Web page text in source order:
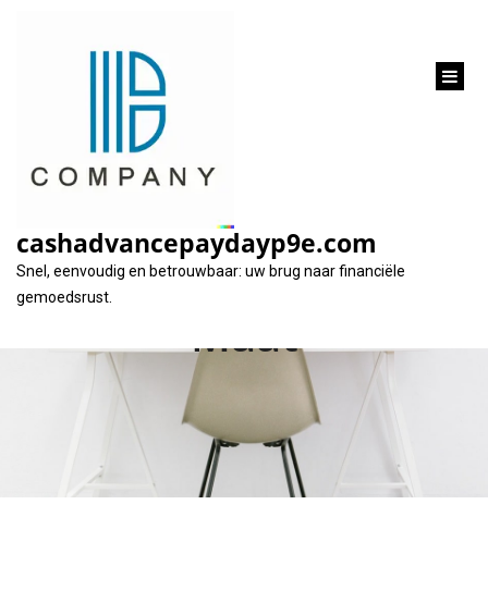
cashadvancepaydayp9e.com
Snel, eenvoudig en betrouwbaar: uw brug naar financiële
gemoedsrust.
Geld Lenen bij KBC:
Flexibele
Leningsopties op
Maat